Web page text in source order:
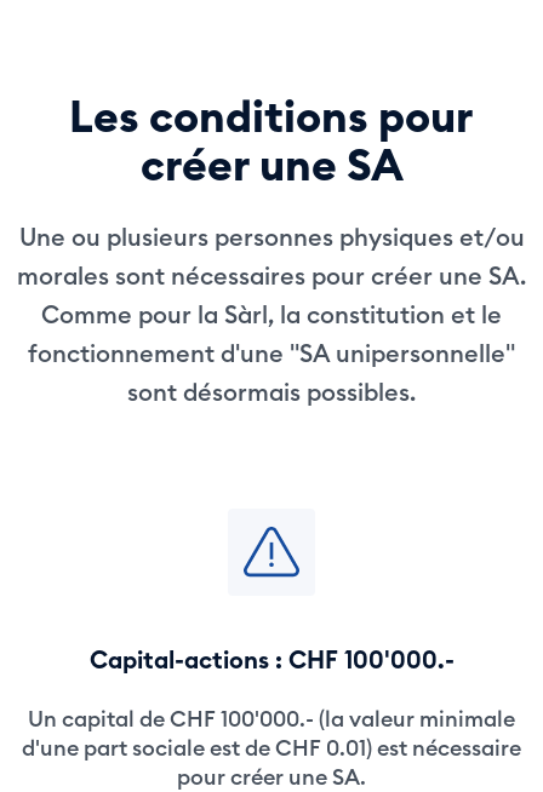
Les conditions pour
créer une SA
Une ou plusieurs personnes physiques et/ou
morales sont nécessaires pour créer une SA.
Comme pour la Sàrl, la constitution et le
fonctionnement d'une "SA unipersonnelle"
sont désormais possibles.
Capital-actions : CHF 100'000.-
Un capital de CHF 100'000.- (la valeur minimale
d'une part sociale est de CHF 0.01) est nécessaire
pour créer une SA.